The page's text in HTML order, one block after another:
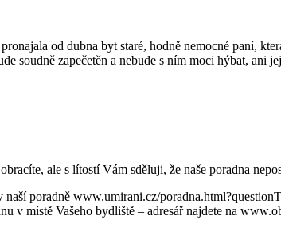
od dubna byt staré, hodně nemocné paní,
soudně zapečetěn a nebude s ním moci hýbat,
ale s lítostí Vám sděluji, že naše poradna
poradně www.umirani.cz/
v místě Vašeho bydliště – adresář najdete na